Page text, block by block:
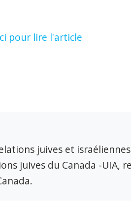
synagogues, sont
pour lire l'article
juives et
juives du Canada -UIA,